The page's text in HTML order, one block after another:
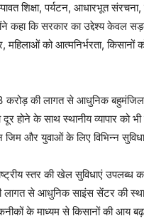
शिक्षा, पर्यटन, आधारभूत
कहा कि सरकार का उद्देश्य केवल
को आत्मनिर्भरता, किसानों
की लागत से आधुनिक बहुमंजिला
होने के साथ स्थानीय व्यापार को
और युवाओं के लिए विभिन्न
स्तर की खेल सुविधाएं
से आधुनिक साइंस सेंटर की
के माध्यम से किसानों की आय